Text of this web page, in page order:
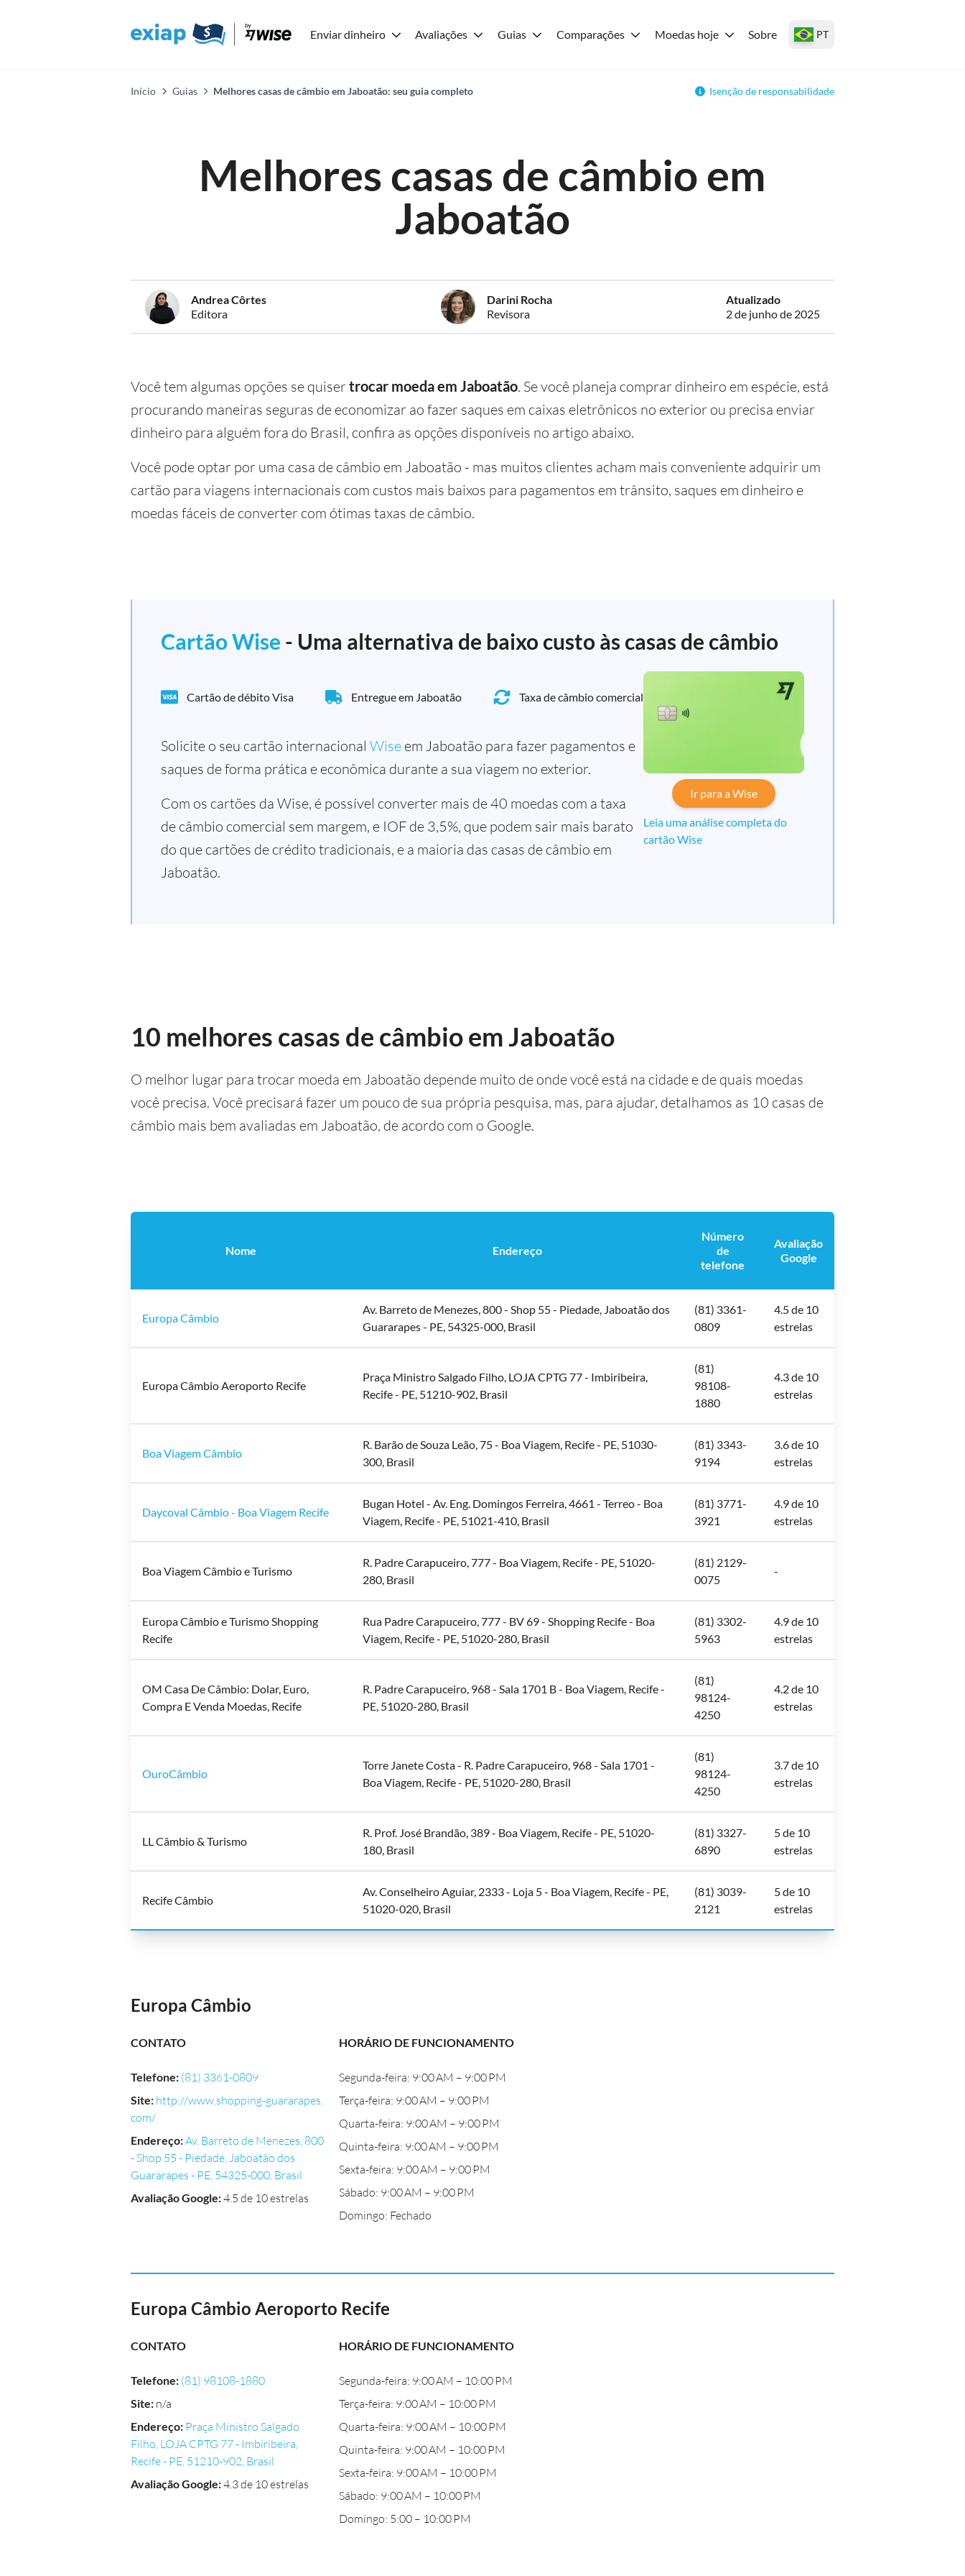
Enviar dinheiro Avaliações Guias Comparações Moedas hoje Sobre PT
Início Guias Melhores casas de câmbio em Jaboatão: seu guia completo Isenção de responsabilidade
Melhores casas de câmbio em
Jaboatão
Andrea Côrtes
Editora
Darini Rocha
Revisora
Atualizado
2 de junho de 2025
Você tem algumas opções se quisertrocar moeda em Jaboatão. Se você planeja comprar dinheiro em espécie, está
procurando maneiras seguras de economizar ao fazer saques em caixas eletrônicos no exterior ou precisa enviar
dinheiro para alguém fora do Brasil, confira as opções disponíveis no artigo abaixo.
Você pode optar por uma casa de câmbio em Jaboatão - mas muitos clientes acham mais conveniente adquirir um
cartão para viagens internacionais com custos mais baixos para pagamentos em trânsito, saques em dinheiro e
moedas fáceis de converter com ótimas taxas de câmbio.
Cartão Wise - Uma alternativa de baixo custo às casas de câmbio
Cartão de débito Visa Entregue em Jaboatão Taxa de câmbio comercial
Solicite o seu cartão internacional Wise em Jaboatão para fazer pagamentos e
saques de forma prática e econômica durante a sua viagem no exterior.
Com os cartões da Wise, é possível converter mais de 40 moedas com a taxa
de câmbio comercial sem margem, e IOF de 3,5%, que podem sair mais barato
do que cartões de crédito tradicionais, e a maioria das casas de câmbio em
Jaboatão.
Ir para a Wise
Leia uma análise completa do
cartão Wise
10 melhores casas de câmbio em Jaboatão
O melhor lugar para trocar moeda em Jaboatão depende muito de onde você está na cidade e de quais moedas
você precisa. Você precisará fazer um pouco de sua própria pesquisa, mas, para ajudar, detalhamos as 10 casas de
câmbio mais bem avaliadas em Jaboatão, de acordo com o Google.
Nome Endereço
Número
de
telefone
Avaliação
Google
Europa Câmbio
Av. Barreto de Menezes, 800 - Shop 55 - Piedade, Jaboatão dos
Guararapes - PE, 54325-000, Brasil
(81) 3361-
0809
4.5 de 10
estrelas
Europa Câmbio Aeroporto Recife
Praça Ministro Salgado Filho, LOJA CPTG 77 - Imbiribeira,
Recife - PE, 51210-902, Brasil
(81)
98108-
1880
4.3 de 10
estrelas
Boa Viagem Câmbio
R. Barão de Souza Leão, 75 - Boa Viagem, Recife - PE, 51030-
300, Brasil
(81) 3343-
9194
3.6 de 10
estrelas
Daycoval Câmbio - Boa Viagem Recife
Bugan Hotel - Av. Eng. Domingos Ferreira, 4661 - Terreo - Boa
Viagem, Recife - PE, 51021-410, Brasil
(81) 3771-
3921
4.9 de 10
estrelas
Boa Viagem Câmbio e Turismo
R. Padre Carapuceiro, 777 - Boa Viagem, Recife - PE, 51020-
280, Brasil
(81) 2129-
0075
-
Europa Câmbio e Turismo Shopping
Recife
Rua Padre Carapuceiro, 777 - BV 69 - Shopping Recife - Boa
Viagem, Recife - PE, 51020-280, Brasil
(81) 3302-
5963
4.9 de 10
estrelas
OM Casa De Câmbio: Dolar, Euro,
Compra E Venda Moedas, Recife
R. Padre Carapuceiro, 968 - Sala 1701 B - Boa Viagem, Recife -
PE, 51020-280, Brasil
(81)
98124-
4250
4.2 de 10
estrelas
OuroCâmbio
Torre Janete Costa - R. Padre Carapuceiro, 968 - Sala 1701 -
Boa Viagem, Recife - PE, 51020-280, Brasil
(81)
98124-
4250
3.7 de 10
estrelas
LL Câmbio & Turismo
R. Prof. José Brandão, 389 - Boa Viagem, Recife - PE, 51020-
180, Brasil
(81) 3327-
6890
5 de 10
estrelas
Recife Câmbio
Av. Conselheiro Aguiar, 2333 - Loja 5 - Boa Viagem, Recife - PE,
51020-020, Brasil
(81) 3039-
2121
5 de 10
estrelas
Europa Câmbio
CONTATO
Telefone: (81) 3361-0809
Site: http://www.shopping-guararapes.
com/
Endereço:Av. Barreto de Menezes, 800
- Shop 55 - Piedade, Jaboatão dos
Guararapes - PE, 54325-000, Brasil
Avaliação Google:4.5 de 10 estrelas
HORÁRIO DE FUNCIONAMENTO
Segunda-feira: 9:00 AM – 9:00 PM
Terça-feira: 9:00 AM – 9:00 PM
Quarta-feira: 9:00 AM – 9:00 PM
Quinta-feira: 9:00 AM – 9:00 PM
Sexta-feira: 9:00 AM – 9:00 PM
Sábado: 9:00 AM – 9:00 PM
Domingo: Fechado
Europa Câmbio Aeroporto Recife
CONTATO
Telefone: (81) 98108-1880
Site: n/a
Endereço: Praça Ministro Salgado
Filho, LOJA CPTG 77 - Imbiribeira,
Recife - PE, 51210-902, Brasil
Avaliação Google:4.3 de 10 estrelas
HORÁRIO DE FUNCIONAMENTO
Segunda-feira: 9:00 AM – 10:00 PM
Terça-feira: 9:00 AM – 10:00 PM
Quarta-feira: 9:00 AM – 10:00 PM
Quinta-feira: 9:00 AM – 10:00 PM
Sexta-feira: 9:00 AM – 10:00 PM
Sábado: 9:00 AM – 10:00 PM
Domingo: 5:00 – 10:00 PM